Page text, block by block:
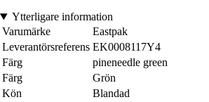
Ytterligare information
Varumärke
Eastpak
Leverantörsreferens EK0008117Y4
Färg
pineneedle green
Färg
Grön
Kön
Blandad